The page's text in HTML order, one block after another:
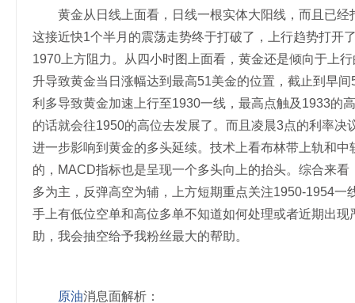
黄金从日线上面看，日线一根实体大阳线，而且已经
这接近快1个半月的震荡走势终于打破了，上行趋势打开
1970上方阻力。从四小时图上面看，黄金还是倾向于上
升导致黄金当日涨幅达到最高51美金的位置，截止到早
利多导致黄金加速上行至1930一线，最高点触及1933的
的话就会往1950的高位去发展了。而且凌晨3点的利率
进一步影响到黄金的多头延续。技术上看布林带上轨和
的，MACD指标也是呈现一个多头向上的抬头。综合来
多为主，反弹高空为辅，上方短期重点关注1950-1954
手上有低位空单和高位多单不知道如何处理或者近期出
助，我会抽空给予我粉丝最大的帮助。
原油消息面解析：